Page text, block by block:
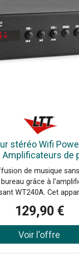
stéréo Wifi
Amplificateurs de
bicanaux
de musique
grâce à
WT240A. Cet
HiFi multi-pièces
de classe D
(puissance de 2x 40
pour connecter vos
129,90 €